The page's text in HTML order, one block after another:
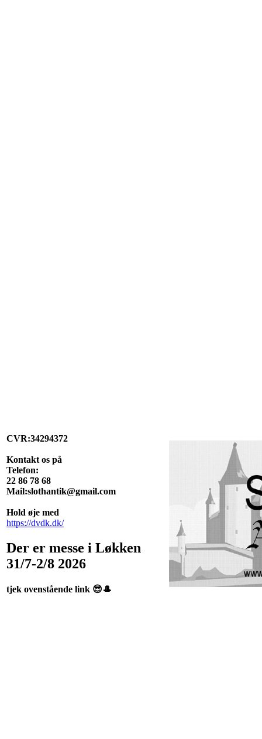
CVR:34294372
Kontakt os på
Telefon:
22 86 78 68
Mail:slothantik@gmail.com
Hold øje med
https://dvdk.dk/
Der er messe i Løkken
31/7-2/8 2026
tjek ovenstående link 😎🎩